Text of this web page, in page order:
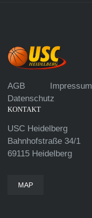
AGB Impressum
Datenschutz
KONTAKT
USC Heidelberg
Bahnhofstraße 34/1
69115 Heidelberg
MAP